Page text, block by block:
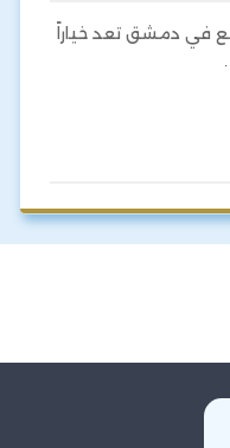
في دمشق تعد خياراً